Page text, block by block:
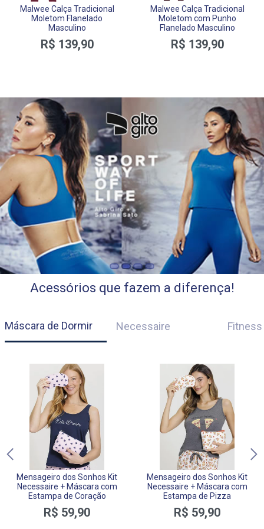
Malwee Calça Tradicional
Moletom Flanelado
Masculino
R$ 139,90
Malwee Calça Tradicional
Moletom com Punho
Flanelado Masculino
R$ 139,90
Acessórios que fazem a diferença!
Máscara de Dormir Necessaire Fitness
Mensageiro dos Sonhos Kit
Necessaire + Máscara com
Estampa de Coração
R$ 59,90
Mensageiro dos Sonhos Kit
Necessaire + Máscara com
Estampa de Pizza
R$ 59,90